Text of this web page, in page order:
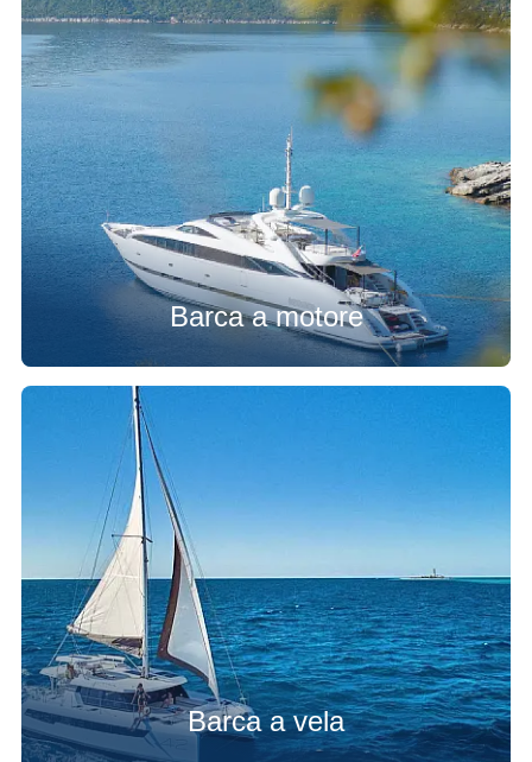
Barca a motore
Barca a vela